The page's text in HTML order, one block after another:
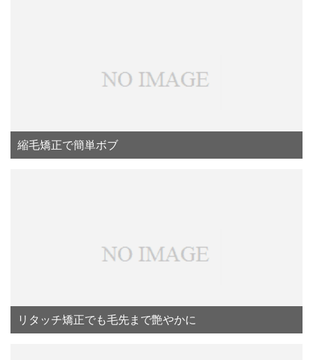
縮毛矯正で簡単ボブ
リタッチ矯正でも毛先まで艶やかに